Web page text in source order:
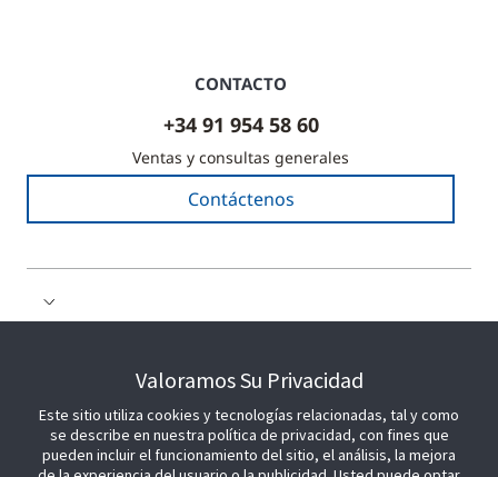
CONTACTO
+34 91 954 58 60
Ventas y consultas generales
Contáctenos
ÚNETE A NOSOTROS
Valoramos Su Privacidad
Este sitio utiliza cookies y tecnologías relacionadas, tal y como
se describe en nuestra política de privacidad, con fines que
pueden incluir el funcionamiento del sitio, el análisis, la mejora